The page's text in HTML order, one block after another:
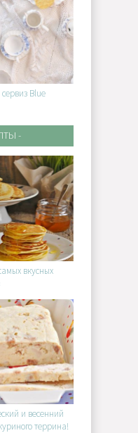
Blue
-
вкусных
и весенний
террина!